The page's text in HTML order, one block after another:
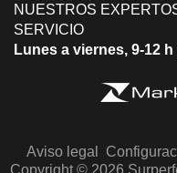
NUESTROS
SERVICIO
Lunes a viernes, 9-12 h
Aviso legal
Copyright © 2026